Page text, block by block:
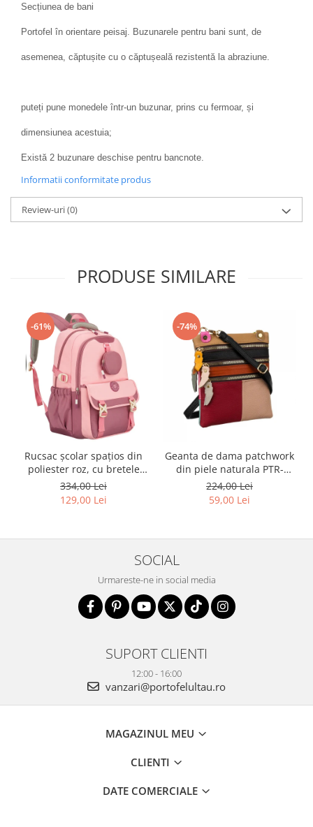
Secțiunea de bani
Portofel în orientare peisaj. Buzunarele pentru bani sunt, de
asemenea, căptușite cu o căptușeală rezistentă la abraziune.
puteți pune monedele într-un buzunar, prins cu fermoar, și
dimensiunea acestuia;
Există 2 buzunare deschise pentru bancnote.
Informatii conformitate produs
Review-uri(0)
PRODUSE SIMILARE
-61%
Rucsac școlar spațios din
poliester roz, cu bretele
reglabile - Peterson PTR-
PTN 8610-1327 PINK
334,00 Lei
129,00 Lei
-74%
Geanta de dama patchwork
din piele naturala PTR-
1718-SKL-6922 MULTI
224,00 Lei
59,00 Lei
SOCIAL
Urmareste-ne in social media
SUPORT CLIENTI
12:00 - 16:00
vanzari@portofelultau.ro
MAGAZINUL MEU
CLIENTI
DATE COMERCIALE